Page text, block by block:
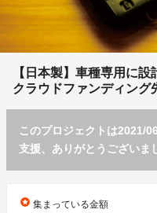
【日本製】車種専用に
クラウドファンディング
このプロジェクトは2021/
支援、ありがとうございま
stars 集まっている金額